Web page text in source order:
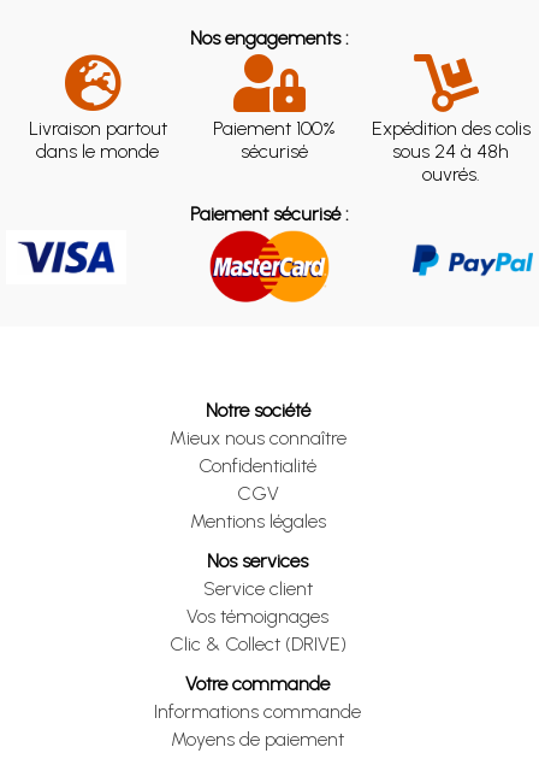
Nos engagements :
Livraison partout
dans le monde
Paiement 100%
sécurisé
Expédition des colis
sous 24 à 48h
ouvrés.
Paiement sécurisé :
Notre société
Mieux nous connaître
Confidentialité
CGV
Mentions légales
Nos services
Service client
Vos témoignages
Clic & Collect (DRIVE)
Votre commande
Informations commande
Moyens de paiement